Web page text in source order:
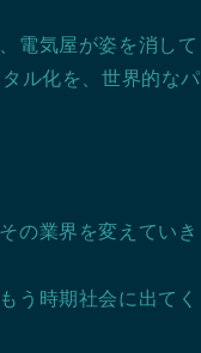
電気屋が姿を消して
ル化を、世界的なパ
の業界を変えていき
う時期社会に出てく